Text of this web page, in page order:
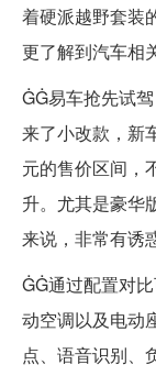
着硬派越野套装
更了解到汽车相
ĠĠ易车抢先试
来了小改款，新
元的售价区间，
升。尤其是豪华
来说，非常有诱
ĠĠ通过配置对
动空调以及电动
点、语音识别、